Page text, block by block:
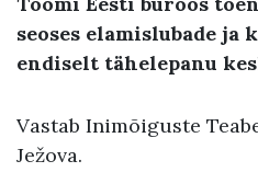
seoses elamislubade ja
endiselt tähelepanu
Vastab Inimõiguste
Ježova.